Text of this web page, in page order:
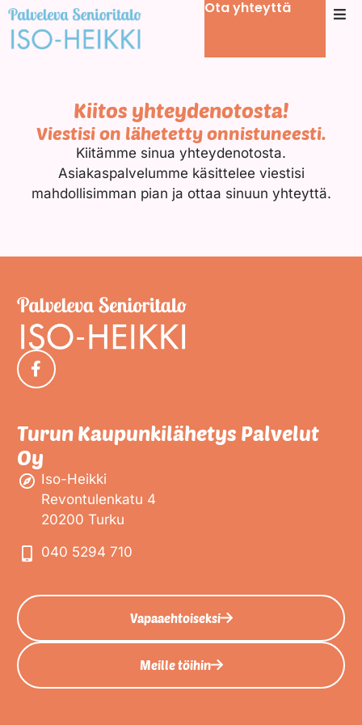
Ota yhteyttä
Kiitos yhteydenotosta!
Viestisi on lähetetty onnistuneesti.
Kiitämme sinua yhteydenotosta.
Asiakaspalvelumme käsittelee viestisi
mahdollisimman pian ja ottaa sinuun yhteyttä.
Turun Kaupunkilähetys Palvelut
Oy
Iso-Heikki
Revontulenkatu 4
20200 Turku
040 5294 710
Vapaaehtoiseksi
Meille töihin